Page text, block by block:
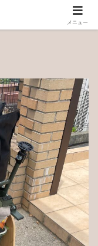
ゆびおり
メニュー